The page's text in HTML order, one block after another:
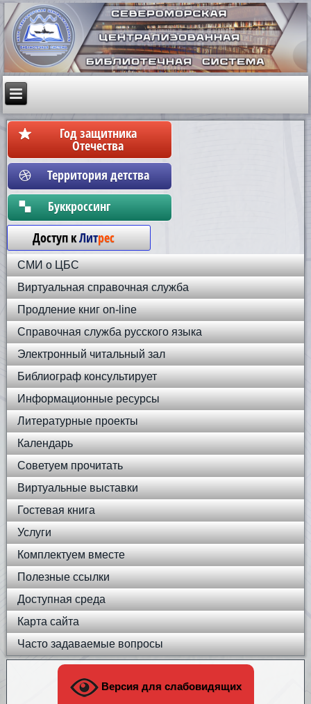
Год защитника
Отечества
Территория детства
Бyккpoccинг
Доступ кЛитрес
СМИ о ЦБС
Виртуальная справочная служба
Продление книг on-line
Справочная служба русского языка
Электронный читальный зал
Библиограф консультирует
Информационные ресурсы
Литературные проекты
Календарь
Советуем прочитать
Виртуальные выставки
Гостевая книга
Услуги
Комплектуем вместе
Полезные ссылки
Доступная среда
Карта сайта
Часто задаваемые вопросы
Версия для слабовидящих